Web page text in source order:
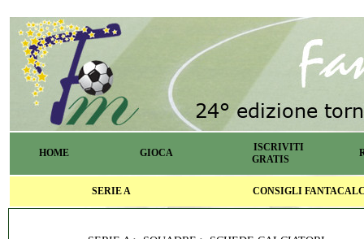
HOME GIOCA
ISCRIVITI
GRATIS
SERIE A CONSIGLI